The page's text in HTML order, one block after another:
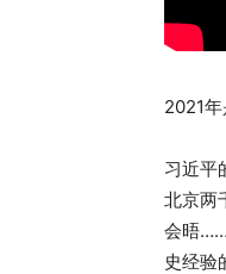
2021
习近平
北京两
会晤……
史经验